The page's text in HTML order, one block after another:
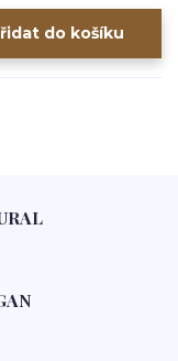
do košíku